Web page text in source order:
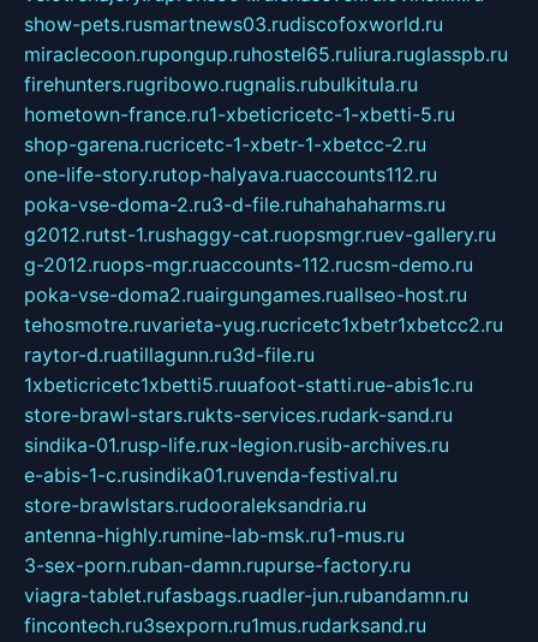
show-pets.rusmartnews03.rudiscofoxworld.ru
miraclecoon.rupongup.ruhostel65.ruliura.ruglasspb.ru
firehunters.rugribowo.rugnalis.rubulkitula.ru
hometown-france.ru1-xbeticricetc-1-xbetti-5.ru
shop-garena.rucricetc-1-xbetr-1-xbetcc-2.ru
one-life-story.rutop-halyava.ruaccounts112.ru
poka-vse-doma-2.ru3-d-file.ruhahahaharms.ru
g2012.rutst-1.rushaggy-cat.ruopsmgr.ruev-gallery.ru
g-2012.ruops-mgr.ruaccounts-112.rucsm-demo.ru
poka-vse-doma2.ruairgungames.ruallseo-host.ru
tehosmotre.ruvarieta-yug.rucricetc1xbetr1xbetcc2.ru
raytor-d.ruatillagunn.ru3d-file.ru
1xbeticricetc1xbetti5.ruuafoot-statti.rue-abis1c.ru
store-brawl-stars.rukts-services.rudark-sand.ru
sindika-01.rusp-life.rux-legion.rusib-archives.ru
e-abis-1-c.rusindika01.ruvenda-festival.ru
store-brawlstars.rudooraleksandria.ru
antenna-highly.rumine-lab-msk.ru1-mus.ru
3-sex-porn.ruban-damn.rupurse-factory.ru
viagra-tablet.rufasbags.ruadler-jun.rubandamn.ru
fincontech.ru3sexporn.ru1mus.rudarksand.ru